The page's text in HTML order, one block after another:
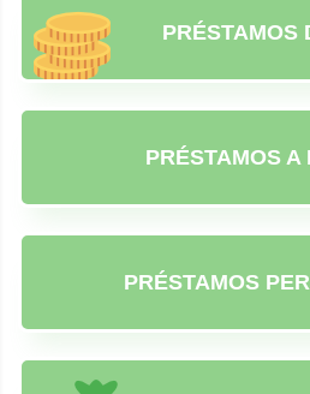
PRÉSTAMOS
PRÉSTAMOS A
PRÉSTAMOS